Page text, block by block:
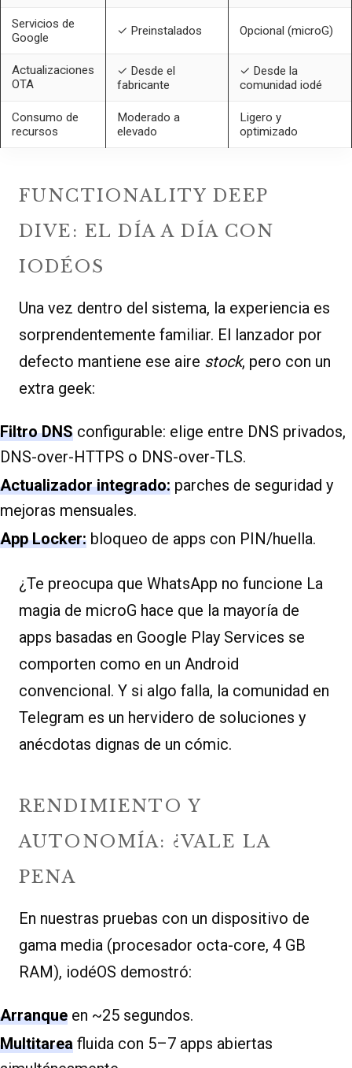
Servicios de
Google
✓ Preinstalados Opcional (microG)
Actualizaciones
OTA
✓ Desde el
fabricante
✓ Desde la
comunidad iodé
Consumo de
recursos
Moderado a
elevado
Ligero y
optimizado
FUNCTIONALITY DEEP
DIVE: EL DÍA A DÍA CON
IODÉOS
Una vez dentro del sistema, la experiencia es
sorprendentemente familiar. El lanzador por
defecto mantiene ese aire stock, pero con un
extra geek:
Filtro DNS configurable: elige entre DNS privados,
DNS-over-HTTPS o DNS-over-TLS.
Actualizador integrado: parches de seguridad y
mejoras mensuales.
App Locker: bloqueo de apps con PIN/huella.
¿Te preocupa que WhatsApp no funcione La
magia de microG hace que la mayoría de
apps basadas en Google Play Services se
comporten como en un Android
convencional. Y si algo falla, la comunidad en
Telegram es un hervidero de soluciones y
anécdotas dignas de un cómic.
RENDIMIENTO Y
AUTONOMÍA: ¿VALE LA
PENA
En nuestras pruebas con un dispositivo de
gama media (procesador octa-core, 4 GB
RAM), iodéOS demostró:
Arranque en ~25 segundos.
Multitarea fluida con 5–7 apps abiertas